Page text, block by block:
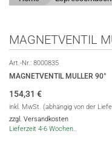
MAGNETVENTIL
Art.-Nr.: 8000835
MAGNETVENTIL MULLER 90°
154,31 €
inkl. MwSt. (abhängig von der
zzgl. Versandkosten
Lieferzeit 4-6 Wochen..